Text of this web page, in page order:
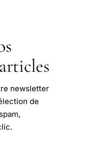
newsletter
de